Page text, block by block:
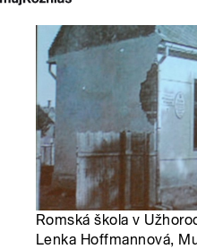
Romská škola v
Lenka Hoffmannová,